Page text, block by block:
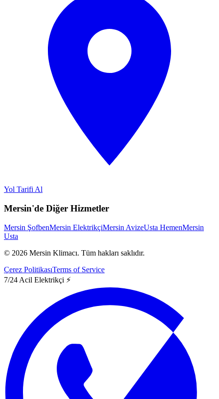
Yol Tarifi Al
Mersin'de Diğer Hizmetler
Mersin ŞofbenMersin ElektrikçiMersin AvizeUsta HemenMersin
Usta
© 2026 Mersin Klimacı. Tüm hakları saklıdır.
Çerez PolitikasıTerms of Service
7/24 Acil Elektrikçi ⚡